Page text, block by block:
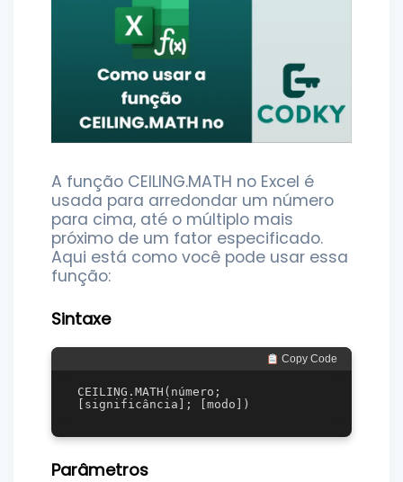
A função CEILING.MATH no Excel é
usada para arredondar um número
para cima, até o múltiplo mais
próximo de um fator especificado.
Aqui está como você pode usar essa
função:
Sintaxe
Copy Code
CEILING.MATH(número;
Parâmetros